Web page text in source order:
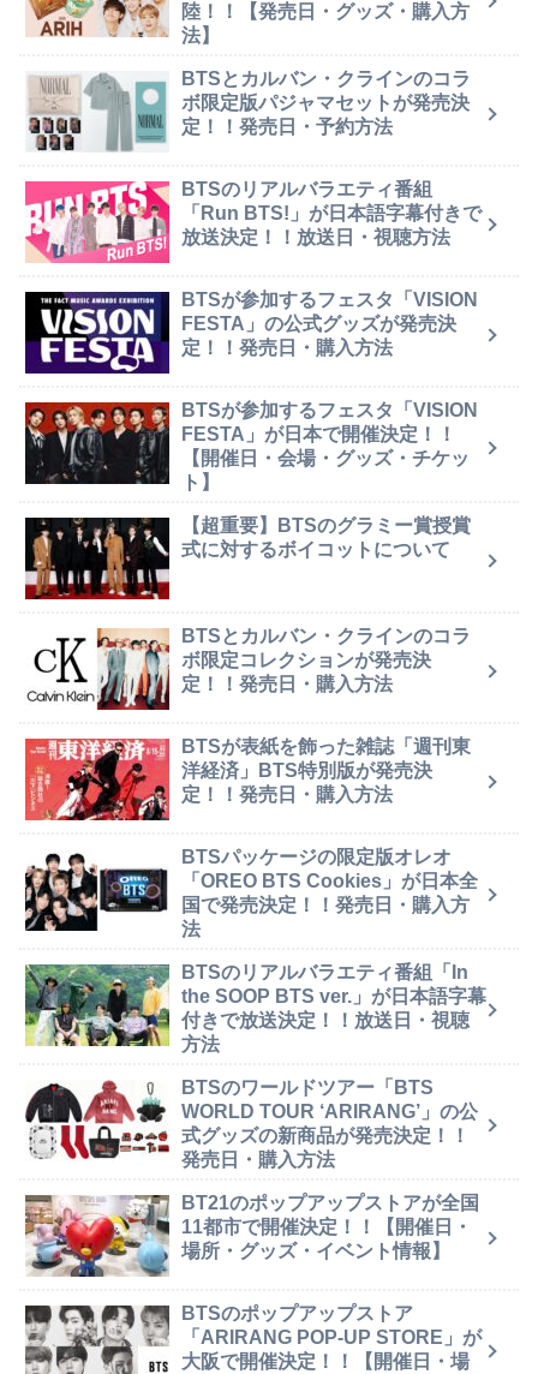
陸！！【発売日・グッズ・購入方
法】
BTSとカルバン・クラインのコラ
ボ限定版パジャマセットが発売決
定！！発売日・予約方法
BTSのリアルバラエティ番組
「Run BTS!」が日本語字幕付きで
放送決定！！放送日・視聴方法
BTSが参加するフェスタ「VISION
FESTA」の公式グッズが発売決
定！！発売日・購入方法
BTSが参加するフェスタ「VISION
FESTA」が日本で開催決定！！
【開催日・会場・グッズ・チケッ
ト】
【超重要】BTSのグラミー賞授賞
式に対するボイコットについて
BTSとカルバン・クラインのコラ
ボ限定コレクションが発売決
定！！発売日・購入方法
BTSが表紙を飾った雑誌「週刊東
洋経済」BTS特別版が発売決
定！！発売日・購入方法
BTSパッケージの限定版オレオ
「OREO BTS Cookies」が日本全
国で発売決定！！発売日・購入方
法
BTSのリアルバラエティ番組「In
the SOOP BTS ver.」が日本語字幕
付きで放送決定！！放送日・視聴
方法
BTSのワールドツアー「BTS
WORLD TOUR ‘ARIRANG’」の公
式グッズの新商品が発売決定！！
発売日・購入方法
BT21のポップアップストアが全国
11都市で開催決定！！【開催日・
場所・グッズ・イベント情報】
BTSのポップアップストア
「ARIRANG POP-UP STORE」が
大阪で開催決定！！【開催日・場